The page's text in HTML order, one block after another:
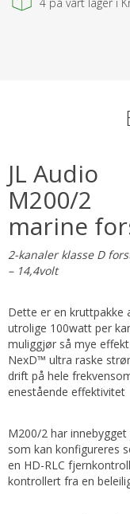
JL Audio
M200/2
marine
2-kanaler klasse D
– 14,4volt
Dette er en kruttpakke
utrolige 100watt per
muliggjør så mye
NexD™ ultra raske
drift på hele
enestående effektivitet
M200/2 har
som kan konfigureres
en HD-RLC
kontrollert fra en